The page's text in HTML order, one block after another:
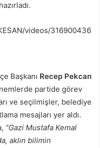
videos/316900436
Başkanı Recep Pekcan
partide görev
ve seçilmişler, belediye
mesajları yer aldı.
“Gazi Mustafa Kemal
aklın bilimin